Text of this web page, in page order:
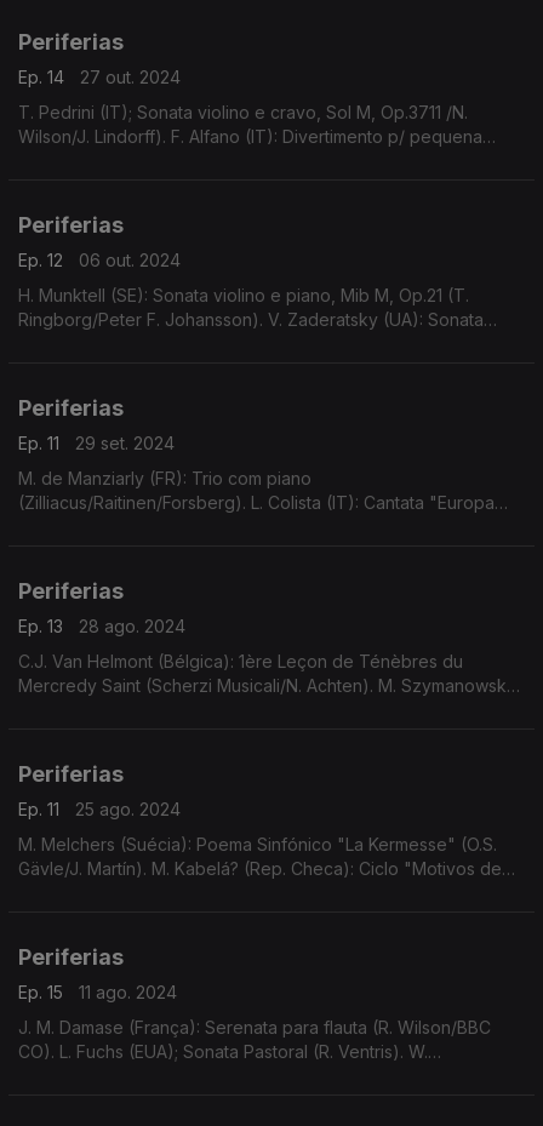
Periferias
Ep. 14
27 out. 2024
T. Pedrini (IT); Sonata violino e cravo, Sol M, Op.3711 /N.
Wilson/J. Lindorff). F. Alfano (IT): Divertimento p/ pequena
Periferias
Ep. 12
06 out. 2024
H. Munktell (SE): Sonata violino e piano, Mib M, Op.21 (T.
Ringborg/Peter F. Johansson). V. Zaderatsky (UA): Sonata
Periferias
Ep. 11
29 set. 2024
M. de Manziarly (FR): Trio com piano
(Zilliacus/Raitinen/Forsberg). L. Colista (IT): Cantata "Europa
Periferias
Ep. 13
28 ago. 2024
C.J. Van Helmont (Bélgica): 1ère Leçon de Ténèbres du
Mercredy Saint (Scherzi Musicali/N. Achten). M. Szymanowska
Periferias
Ep. 11
25 ago. 2024
M. Melchers (Suécia): Poema Sinfónico "La Kermesse" (O.S.
Gävle/J. Martín). M. Kabelá? (Rep. Checa): Ciclo "Motivos de
Periferias
Ep. 15
11 ago. 2024
J. M. Damase (França): Serenata para flauta (R. Wilson/BBC
CO). L. Fuchs (EUA); Sonata Pastoral (R. Ventris). W.